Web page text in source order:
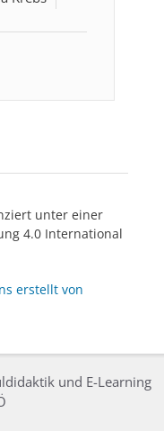
unter einer
4.0 International
erstellt von
und E-Learning